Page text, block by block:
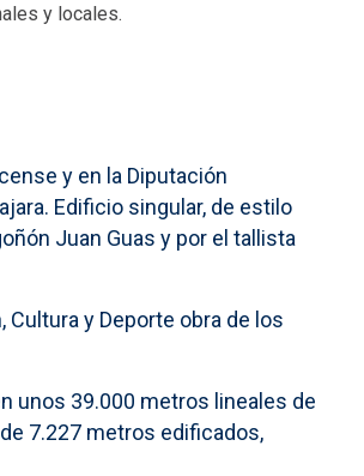
y locales.
y en la Diputación
Edificio singular, de estilo
Juan Guas y por el tallista
y Deporte obra de los
unos 39.000 metros lineales de
7.227 metros edificados,